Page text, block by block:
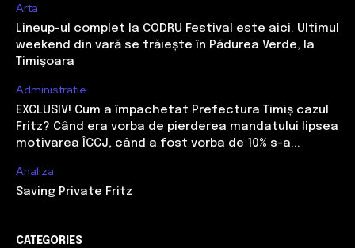
Arta
Lineup-ul complet la CODRU Festival este aici. Ultimul
weekend din vară se trăiește în Pădurea Verde, la
Timișoara
Administratie
EXCLUSIV! Cum a împachetat Prefectura Timiș cazul
Fritz? Când era vorba de pierderea mandatului lipsea
motivarea ÎCCJ, când a fost vorba de 10% s-a...
Analiza
Saving Private Fritz
CATEGORIES